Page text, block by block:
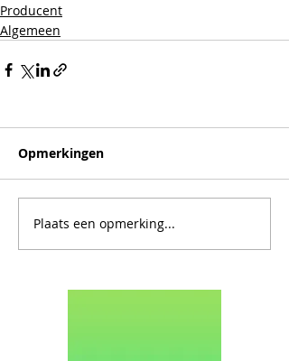
Producent
Algemeen
Opmerkingen
Plaats een opmerking...